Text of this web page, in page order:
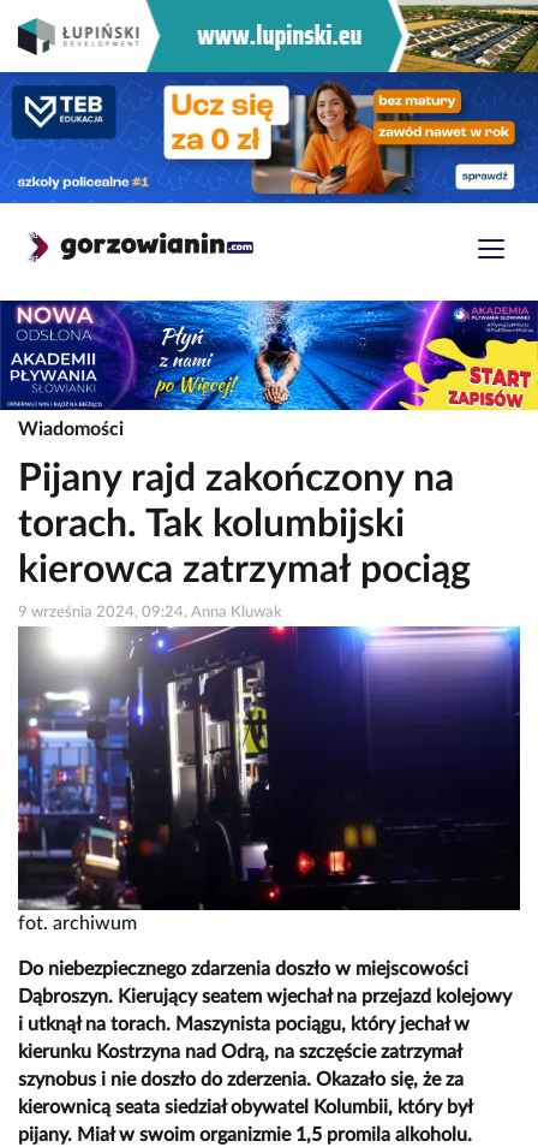
Wiadomości
Pijany rajd zakończony na
torach. Tak kolumbijski
kierowca zatrzymał pociąg
9 września 2024, 09:24, Anna Kluwak
fot. archiwum
Do niebezpiecznego zdarzenia doszło w miejscowości
Dąbroszyn. Kierujący seatem wjechał na przejazd kolejowy
i utknął na torach. Maszynista pociągu, który jechał w
kierunku Kostrzyna nad Odrą, na szczęście zatrzymał
szynobus i nie doszło do zderzenia. Okazało się, że za
kierownicą seata siedział obywatel Kolumbii, który był
pijany. Miał w swoim organizmie 1,5 promila alkoholu.